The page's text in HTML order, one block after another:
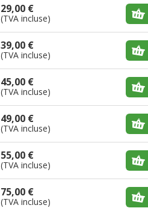
29,00 €
(TVA incluse)
39,00 €
(TVA incluse)
45,00 €
(TVA incluse)
49,00 €
(TVA incluse)
55,00 €
(TVA incluse)
75,00 €
(TVA incluse)